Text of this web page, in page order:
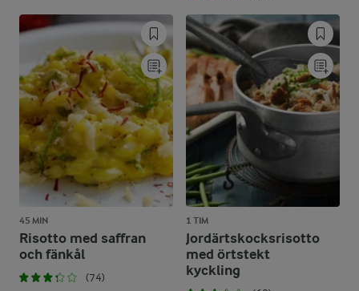
45 MIN
Risotto med saffran
och fänkål
(74)
1 TIM
Jordärtskocksrisotto
med örtstekt
kyckling